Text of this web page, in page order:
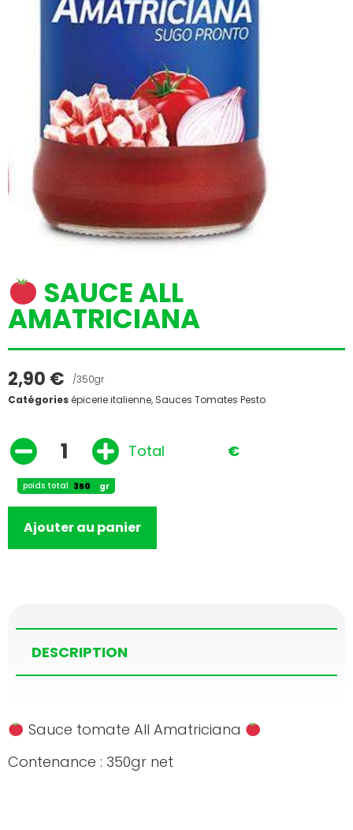
SAUCE ALL
AMATRICIANA
2,90 €
/350gr
Catégoriesépicerie italienne, Sauces Tomates Pesto
poids total gr
Total €
Ajouter au panier
DESCRIPTION
Sauce tomate All Amatriciana
Contenance : 350gr net